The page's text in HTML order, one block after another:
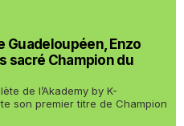
Guadeloupéen, Enzo
sacré Champion du
de l’Akademy by K-
son premier titre de Champion